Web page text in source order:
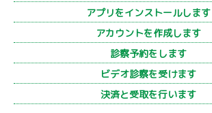
アプリをインストールします
アカウントを作成します
診察予約をします
ビデオ診察を受けます
決済と受取を行います